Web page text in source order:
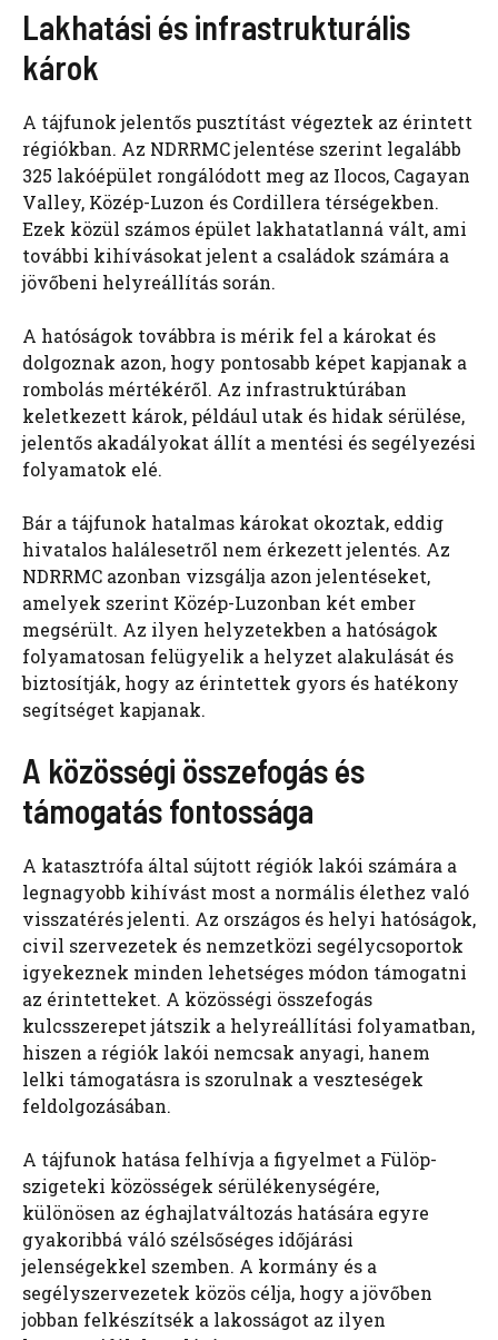
Lakhatási és infrastrukturális
károk
A tájfunok jelentős pusztítást végeztek az érintett
régiókban. Az NDRRMC jelentése szerint legalább
325 lakóépület rongálódott meg az Ilocos, Cagayan
Valley, Közép-Luzon és Cordillera térségekben.
Ezek közül számos épület lakhatatlanná vált, ami
további kihívásokat jelent a családok számára a
jövőbeni helyreállítás során.
A hatóságok továbbra is mérik fel a károkat és
dolgoznak azon, hogy pontosabb képet kapjanak a
rombolás mértékéről. Az infrastruktúrában
keletkezett károk, például utak és hidak sérülése,
jelentős akadályokat állít a mentési és segélyezési
folyamatok elé.
Bár a tájfunok hatalmas károkat okoztak, eddig
hivatalos halálesetről nem érkezett jelentés. Az
NDRRMC azonban vizsgálja azon jelentéseket,
amelyek szerint Közép-Luzonban két ember
megsérült. Az ilyen helyzetekben a hatóságok
folyamatosan felügyelik a helyzet alakulását és
biztosítják, hogy az érintettek gyors és hatékony
segítséget kapjanak.
A közösségi összefogás és
támogatás fontossága
A katasztrófa által sújtott régiók lakói számára a
legnagyobb kihívást most a normális élethez való
visszatérés jelenti. Az országos és helyi hatóságok,
civil szervezetek és nemzetközi segélycsoportok
igyekeznek minden lehetséges módon támogatni
az érintetteket. A közösségi összefogás
kulcsszerepet játszik a helyreállítási folyamatban,
hiszen a régiók lakói nemcsak anyagi, hanem
lelki támogatásra is szorulnak a veszteségek
feldolgozásában.
A tájfunok hatása felhívja a figyelmet a Fülöp-
szigeteki közösségek sérülékenységére,
különösen az éghajlatváltozás hatására egyre
gyakoribbá váló szélsőséges időjárási
jelenségekkel szemben. A kormány és a
segélyszervezetek közös célja, hogy a jövőben
jobban felkészítsék a lakosságot az ilyen